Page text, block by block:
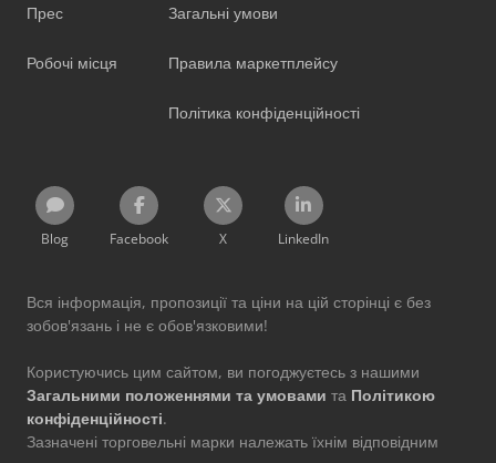
Прес
Робочі місця
Загальні умови
Правила маркетплейсу
Політика конфіденційності
Blog Facebook X LinkedIn
Вся інформація, пропозиції та ціни на цій сторінці є без
зобов'язань і не є обов'язковими!
Користуючись цим сайтом, ви погоджуєтесь з нашими
Загальними положеннями та умовами та Політикою
конфіденційності.
Зазначені торговельні марки належать їхнім відповідним